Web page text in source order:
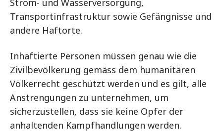
Strom- und Wasserversorgung,
Transportinfrastruktur sowie Gefängnisse und
andere Haftorte.
Inhaftierte Personen müssen genau wie die
Zivilbevölkerung gemäss dem humanitären
Völkerrecht geschützt werden und es gilt, alle
Anstrengungen zu unternehmen, um
sicherzustellen, dass sie keine Opfer der
anhaltenden Kampfhandlungen werden.